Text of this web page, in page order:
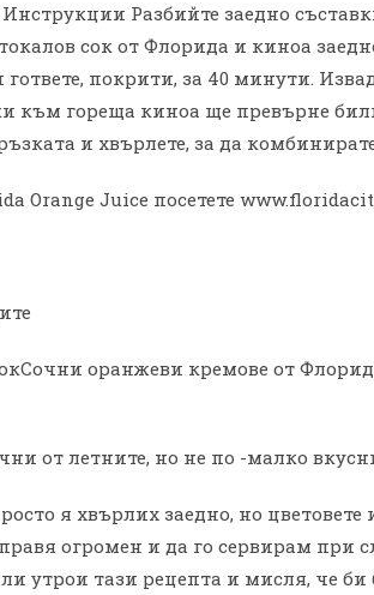
Разбийте заедно
сок от Флорида и киноа
покрити, за 40 минути.
към гореща киноа ще превърне
и хвърлете, за да
Orange Juice посетете
оранжеви кремове от
от летните, но не по -малко
я хвърлих заедно, но цветовете
огромен и да го сервирам при
утрои тази рецепта и мисля, че